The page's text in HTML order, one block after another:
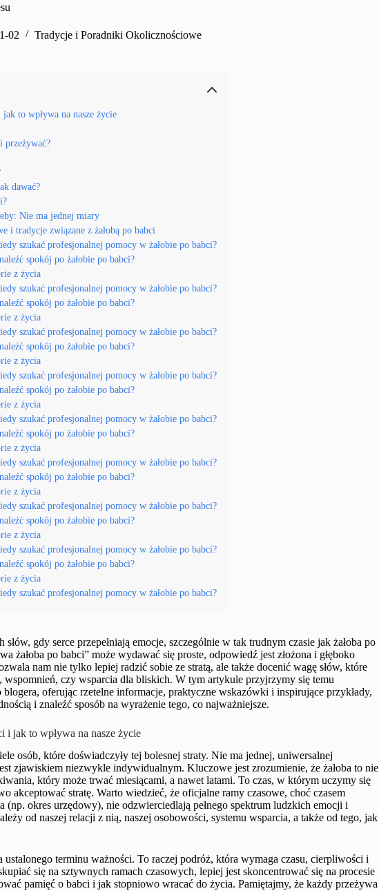
02 Tradycje i Poradniki Okolicznościowe
to wpływa na nasze życie
przeżywać?
dawać?
Nie ma jednej miary
i tradycje związane z żałobą po babci
szukać profesjonalnej pomocy w żałobie po babci?
spokój po żałobie po babci?
z życia
szukać profesjonalnej pomocy w żałobie po babci?
spokój po żałobie po babci?
z życia
szukać profesjonalnej pomocy w żałobie po babci?
spokój po żałobie po babci?
z życia
szukać profesjonalnej pomocy w żałobie po babci?
spokój po żałobie po babci?
z życia
szukać profesjonalnej pomocy w żałobie po babci?
spokój po żałobie po babci?
z życia
szukać profesjonalnej pomocy w żałobie po babci?
spokój po żałobie po babci?
z życia
szukać profesjonalnej pomocy w żałobie po babci?
spokój po żałobie po babci?
z życia
szukać profesjonalnej pomocy w żałobie po babci?
spokój po żałobie po babci?
z życia
szukać profesjonalnej pomocy w żałobie po babci?
gdy serce przepełniają emocje, szczególnie w tak trudnym czasie jak żałoba po
żałoba po babci” może wydawać się proste, odpowiedź jest złożona i głęboko
nam nie tylko lepiej radzić sobie ze stratą, ale także docenić wagę słów, które
czy wsparcia dla bliskich. W tym artykule przyjrzymy się temu
oferując rzetelne informacje, praktyczne wskazówki i inspirujące przykłady,
i znaleźć sposób na wyrażenie tego, co najważniejsze.
i jak to wpływa na nasze życie
osób, które doświadczyły tej bolesnej straty. Nie ma jednej, uniwersalnej
zjawiskiem niezwykle indywidualnym. Kluczowe jest zrozumienie, że żałoba to nie
który może trwać miesiącami, a nawet latami. To czas, w którym uczymy się
akceptować stratę. Warto wiedzieć, że oficjalne ramy czasowe, choć czasem
okres urzędowy), nie odzwierciedlają pełnego spektrum ludzkich emocji i
od naszej relacji z nią, naszej osobowości, systemu wsparcia, a także od tego, jak
ustalonego terminu ważności. To raczej podróż, która wymaga czasu, cierpliwości i
się na sztywnych ramach czasowych, lepiej jest skoncentrować się na procesie
pamięć o babci i jak stopniowo wracać do życia. Pamiętajmy, że każdy przeżywa